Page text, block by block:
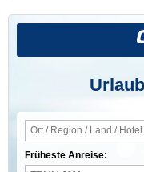
Früheste Anreise: